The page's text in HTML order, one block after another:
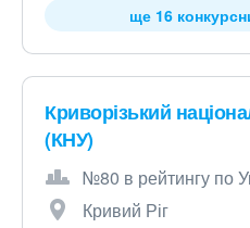
ще 16
Криворізький
(КНУ)
№80 в рейтингу по
Кривий Ріг